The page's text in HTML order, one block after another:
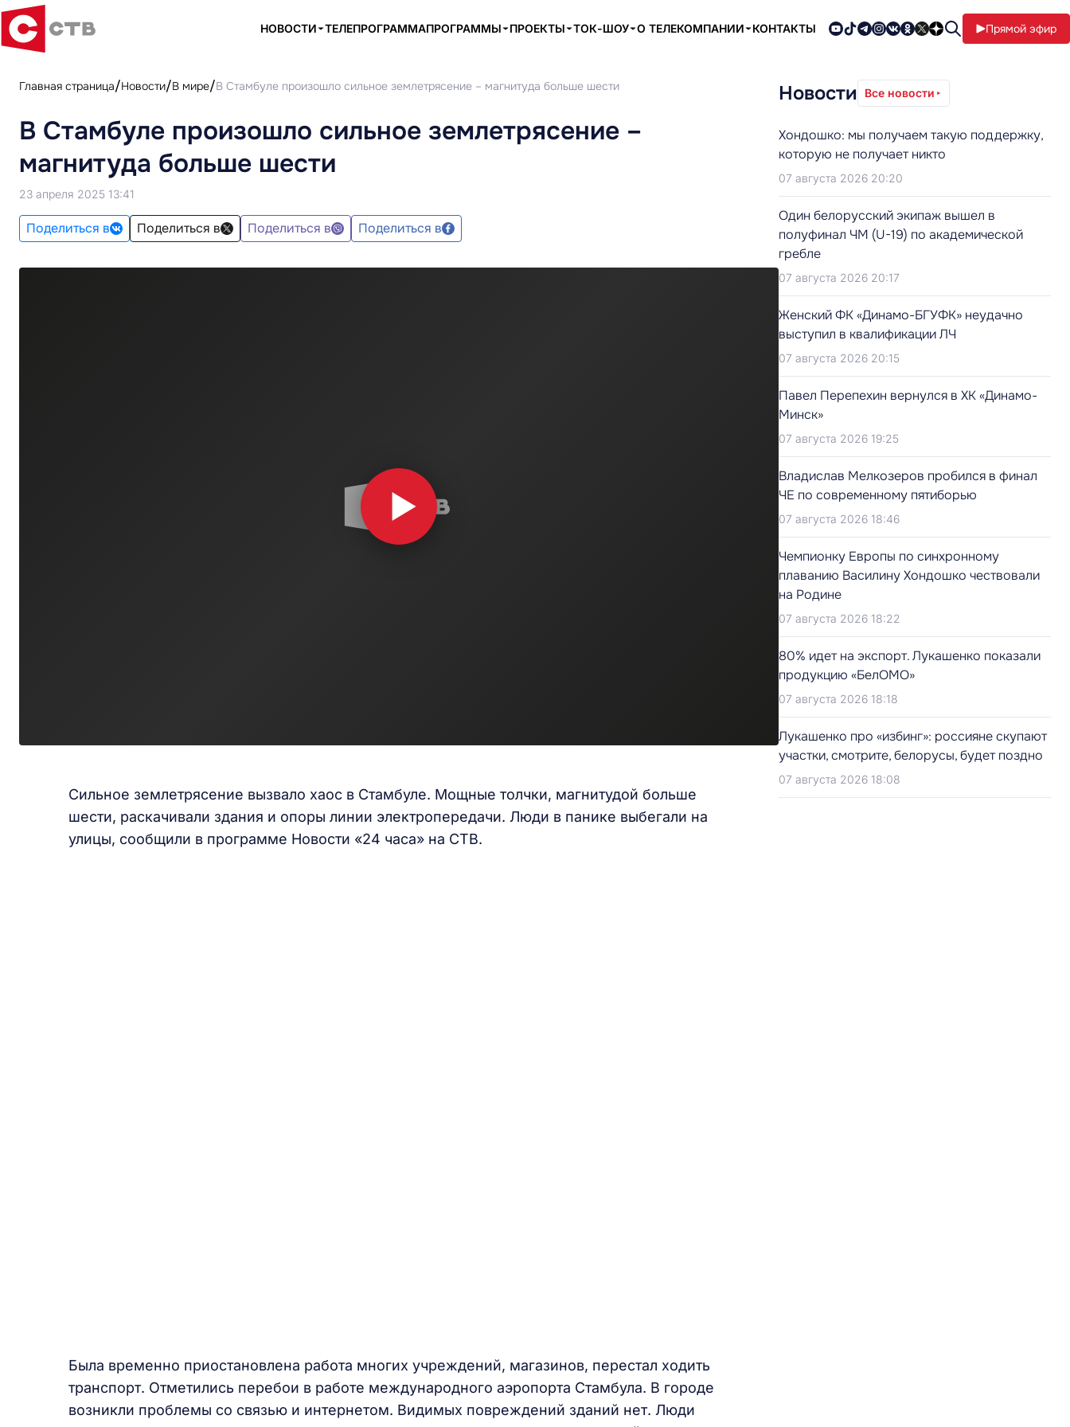
НОВОСТИ ТЕЛЕПРОГРАММАПРОГРАММЫ ПРОЕКТЫ ТОК-ШОУ О ТЕЛЕКОМПАНИИ КОНТАКТЫ Прямой эфир
Главная страница Новости В мире В Стамбуле произошло сильное землетрясение – магнитуда больше шести
В Стамбуле произошло сильное землетрясение –
магнитуда больше шести
23 апреля 2025 13:41
Поделиться в Поделиться в Поделиться в Поделиться в
Сильное землетрясение вызвало хаос в Стамбуле. Мощные толчки, магнитудой больше
шести, раскачивали здания и опоры линии электропередачи. Люди в панике выбегали на
улицы, сообщили в программе Новости «24 часа» на СТВ.
Была временно приостановлена работа многих учреждений, магазинов, перестал ходить
транспорт. Отметились перебои в работе международного аэропорта Стамбула. В городе
возникли проблемы со связью и интернетом. Видимых повреждений зданий нет. Люди
Новости Все новости
Хондошко: мы получаем такую поддержку,
которую не получает никто
07 августа 2026 20:20
Один белорусский экипаж вышел в
полуфинал ЧМ (U-19) по академической
гребле
07 августа 2026 20:17
Женский ФК «Динамо-БГУФК» неудачно
выступил в квалификации ЛЧ
07 августа 2026 20:15
Павел Перепехин вернулся в ХК «Динамо-
Минск»
07 августа 2026 19:25
Владислав Мелкозеров пробился в финал
ЧЕ по современному пятиборью
07 августа 2026 18:46
Чемпионку Европы по синхронному
плаванию Василину Хондошко чествовали
на Родине
07 августа 2026 18:22
80% идет на экспорт. Лукашенко показали
продукцию «БелОМО»
07 августа 2026 18:18
Лукашенко про «избинг»: россияне скупают
участки, смотрите, белорусы, будет поздно
07 августа 2026 18:08